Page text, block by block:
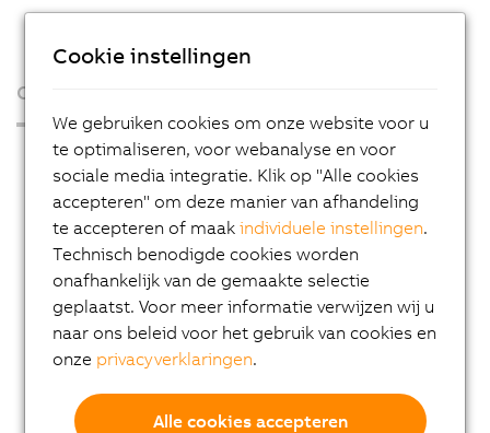
Over ons
Press Room
AutoMates
Email news service
Career
Locations
Imprint
Cookie instellingen
We gebruiken cookies om onze website voor u
te optimaliseren, voor webanalyse en voor
sociale media integratie. Klik op "Alle cookies
accepteren" om deze manier van afhandeling
te accepteren of maakindividuele instellingen.
Technisch benodigde cookies worden
onafhankelijk van de gemaakte selectie
geplaatst. Voor meer informatie verwijzen wij u
naar ons beleid voor het gebruik van cookies en
onze privacyverklaringen.
Alle cookies accepteren